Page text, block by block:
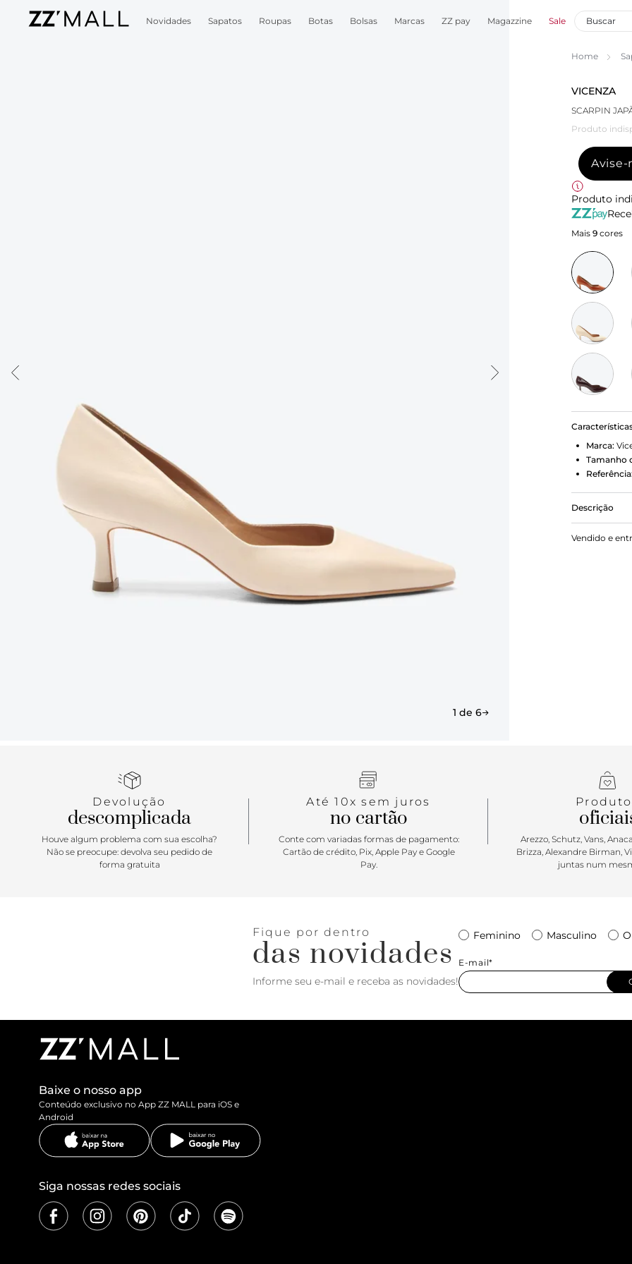
Novidades Sapatos Roupas Botas Bolsas Marcas ZZ pay Magazzine Sale
1 de 6
Home
VICENZA
SCARPIN
Produto
Avise-
Produto
Mais 9 cores
Marca:
Tamanho
Referência:
Descrição
Scarpin de
sem abrir
Vendido e
Devolução
descomplicada
Houve algum problema com sua escolha?
Não se preocupe: devolva seu pedido de
forma gratuita
Até 10x sem juros
no cartão
Conte com variadas formas de pagamento:
Cartão de crédito, Pix, Apple Pay e Google
Pay.
Arezzo, Schutz, Vans,
Brizza, Alexandre Birman,
juntas num
Fique por dentro
das novidades
Informe seu e-mail e receba as novidades!
Feminino Masculino
E-mail*
Baixe o nosso app
Conteúdo exclusivo no App ZZ MALL para iOS e
Android
Siga nossas redes sociais